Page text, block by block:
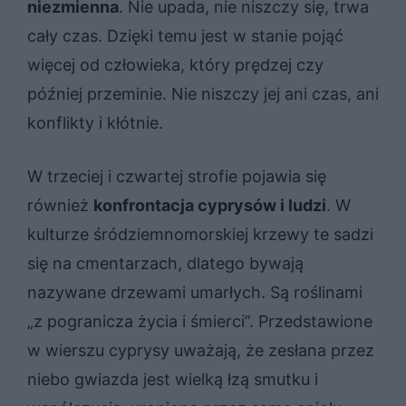
niezmienna. Nie upada, nie niszczy się, trwa
cały czas. Dzięki temu jest w stanie pojąć
więcej od człowieka, który prędzej czy
później przeminie. Nie niszczy jej ani czas, ani
konflikty i kłótnie.
W trzeciej i czwartej strofie pojawia się
również konfrontacja cyprysów i ludzi. W
kulturze śródziemnomorskiej krzewy te sadzi
się na cmentarzach, dlatego bywają
nazywane drzewami umarłych. Są roślinami
„z pogranicza życia i śmierci”. Przedstawione
w wierszu cyprysy uważają, że zesłana przez
niebo gwiazda jest wielką łzą smutku i